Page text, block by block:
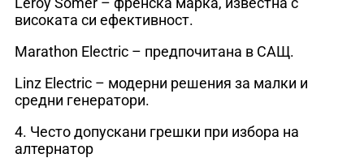
високата си ефективност.
Marathon Electric – предпочитана в САЩ.
Linz Electric – модерни решения за малки и
средни генератори.
4. Често допускани грешки при избора на
алтернатор